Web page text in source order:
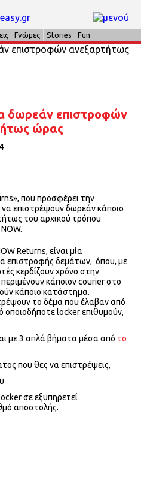
Γνώμες Stories Fun
δωρεάν επιστροφών
ώρας
που προσφέρει την
επιστρέψουν δωρεάν κάποιο
του αρχικού τρόπου
Returns, είναι μία
επιστροφής δεμάτων, όπου, με
κερδίζουν χρόνο στην
κάποιον courier στο
κάποιο κατάστημα.
το δέμα που έλαβαν από
locker επιθυμούν,
με 3 απλά βήματα μέσα από το
που θες να επιστρέψεις,
σε εξυπηρετεί
αποστολής.